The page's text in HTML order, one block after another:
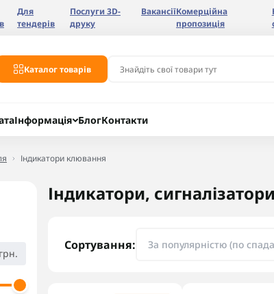
Для
тендерів
Послуги 3D-
друку
ВакансіїКомерційна
пропозиція
Каталог товарів
Інформація БлогКонтакти
Індикатори клювання
грн.
Індикатори,
Сортування: